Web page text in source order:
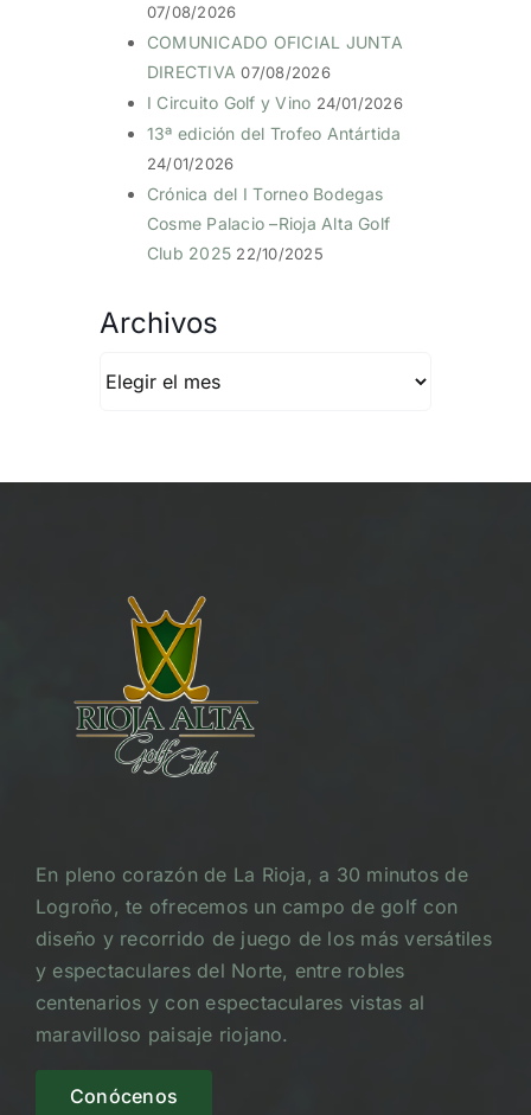
07/08/2026
COMUNICADO OFICIAL JUNTA
DIRECTIVA 07/08/2026
I Circuito Golf y Vino 24/01/2026
13ª edición del Trofeo Antártida
24/01/2026
Crónica del I Torneo Bodegas
Cosme Palacio –Rioja Alta Golf
Club 2025 22/10/2025
Archivos
En pleno corazón de La Rioja, a 30 minutos de
Logroño, te ofrecemos un campo de golf con
diseño y recorrido de juego de los más versátiles
y espectaculares del Norte, entre robles
centenarios y con espectaculares vistas al
maravilloso paisaje riojano.
Conócenos